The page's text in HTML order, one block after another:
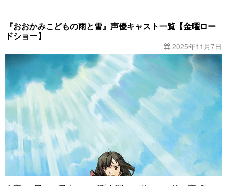
『おおかみこどもの雨と雪』声優キャスト一覧【金曜ロー
ドショー】
2025年11月7日